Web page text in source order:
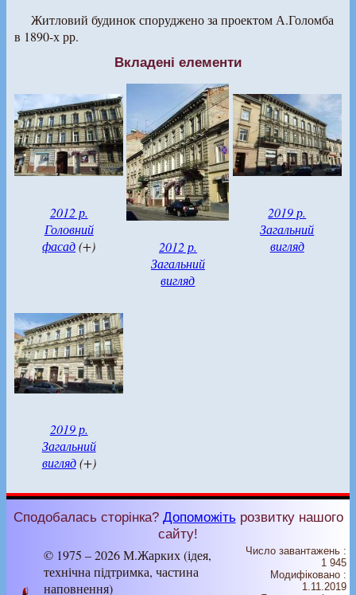
Житловий будинок споруджено за проектом А.Голомба
в 1890-х рр.
Вкладені елементи
2012 р.
Головний
фасад(+)
2012 р.
Загальний
вигляд
2019 р.
Загальний
вигляд
2019 р.
Загальний
вигляд(+)
Сподобалась сторінка? Допоможіть розвитку нашого
сайту!
© 1975 – 2026 М.Жарких (ідея,
технічна підтримка, частина
наповнення)
Число завантажень :
1 945
Модифіковано :
1.11.2019